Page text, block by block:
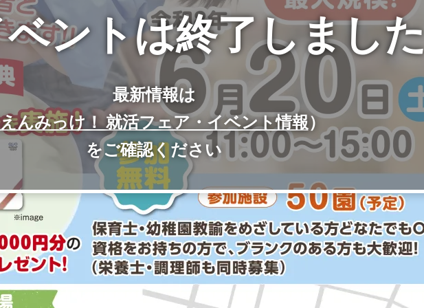
ントは終了しました
最新情報は
えんみっけ！ 就活フェア・イベント情報）
をご確認ください